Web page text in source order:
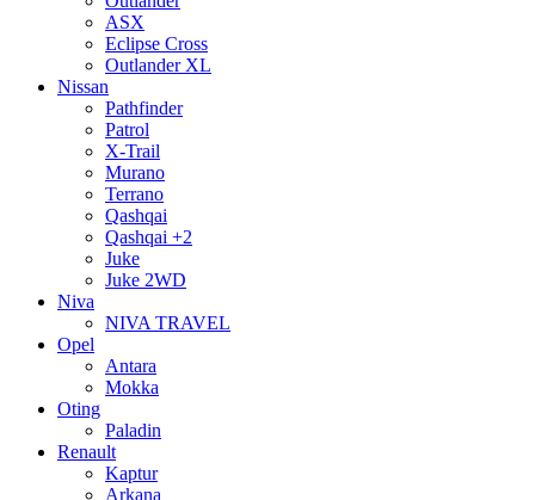
ASX
Eclipse Cross
Outlander XL
Nissan
Pathfinder
Patrol
X-Trail
Murano
Terrano
Qashqai
Qashqai +2
Juke
Juke 2WD
Niva
NIVA TRAVEL
Opel
Antara
Mokka
Oting
Paladin
Renault
Kaptur
Arkana